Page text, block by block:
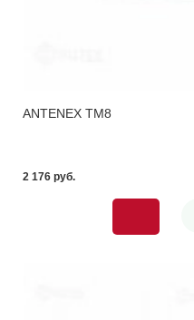
ANTENEX TM8
2 176 pуб.